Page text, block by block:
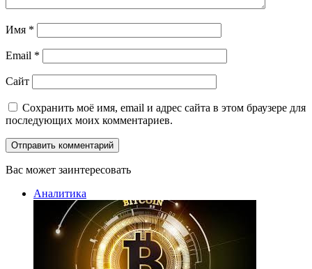
Имя *
Email *
Сайт
Сохранить моё имя, email и адрес сайта в этом браузере для
последующих моих комментариев.
Вас может заинтересовать
Аналитика